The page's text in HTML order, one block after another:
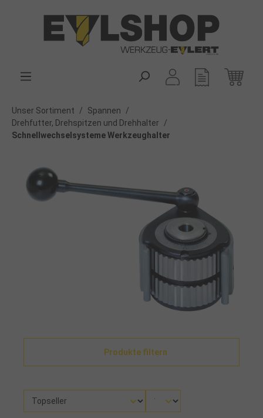
Unser Sortiment / Spannen
/
Drehfutter, Drehspitzen und Drehhalter
/
Schnellwechselsysteme Werkzeughalter
Produkte filtern